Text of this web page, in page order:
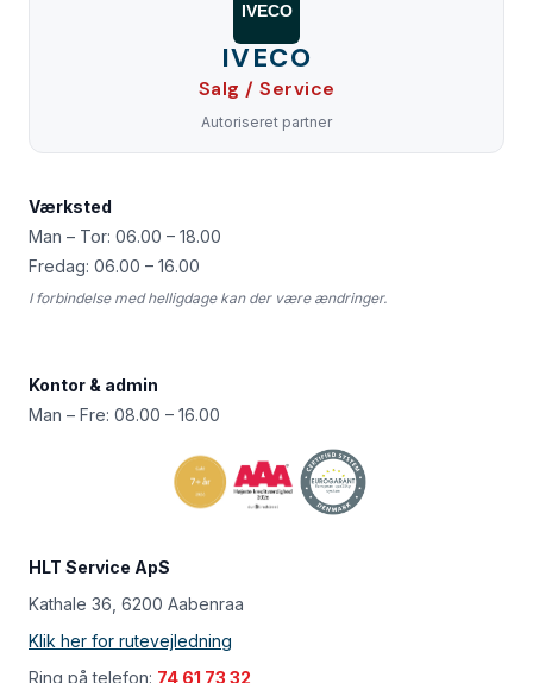
IVECO
IVECO
Salg / Service
Autoriseret partner
Værksted
Man – Tor: 06.00 – 18.00
Fredag: 06.00 – 16.00
I forbindelse med helligdage kan der være ændringer.
Kontor & admin
Man – Fre: 08.00 – 16.00
HLT Service ApS
Kathale 36, 6200 Aabenraa
Klik her for rutevejledning
Ring på telefon: 74 61 73 32